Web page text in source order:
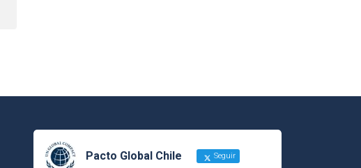
Pacto Global Chile Seguir